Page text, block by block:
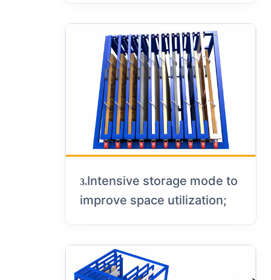
3.Intensive storage mode to
improve space utilization;